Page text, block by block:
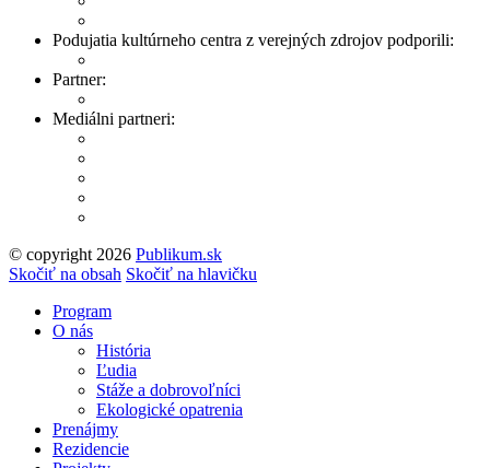
Podujatia kultúrneho centra z verejných zdrojov podporili:
Partner:
Mediálni partneri:
© copyright 2026 Publikum.sk
Tvorba stránok: Enjoy
Skočiť na obsah Skočiť na hlavičku
Program
O nás
História
Ľudia
Stáže a dobrovoľníci
Ekologické opatrenia
Prenájmy
Rezidencie